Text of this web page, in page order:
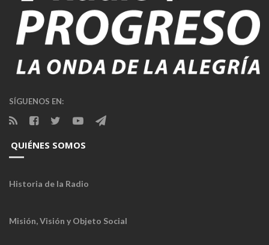
SÍGUENOS EN:
QUIÉNES SOMOS
Historia de la Radio
Misión, Visión y Objeto Social